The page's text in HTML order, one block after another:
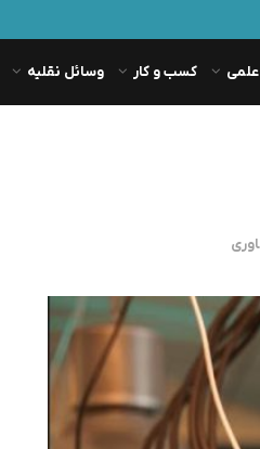
علمی کسب و کار وسائل نقلیه